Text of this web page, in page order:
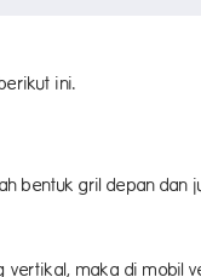
ini.
bentuk gril depan dan
vertikal, maka di mobil